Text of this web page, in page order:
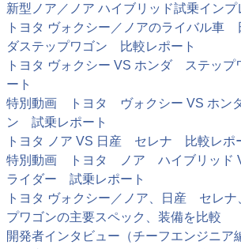
新型ノア／ノア ハイブリッド試乗インプ
トヨタ ヴォクシー／ノアのライバル車
ダステップワゴン 比較レポート
トヨタ ヴォクシー VS ホンダ ステッ
ート
特別動画 トヨタ ヴォクシー VS ホン
ン 試乗レポート
トヨタ ノア VS 日産 セレナ 比較レポ
特別動画 トヨタ ノア ハイブリッド
ライダー 試乗レポート
トヨタ ヴォクシー／ノア、日産 セレ
プワゴンの主要スペック、装備を比較
開発者インタビュー（チーフエンジニア